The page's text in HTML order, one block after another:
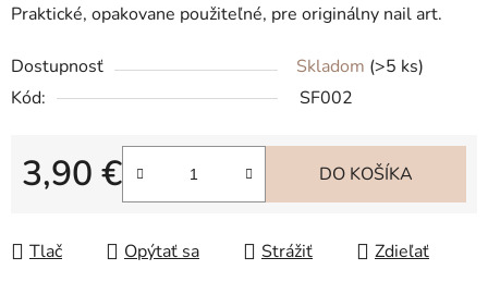
Praktické, opakovane použiteľné, pre originálny nail art.
Dostupnosť Skladom (>5 ks)
Kód:
SF002
3,90 €
Jednotková cena:
DO KOŠÍKA
Tlač Opýtať sa Strážiť Zdieľať